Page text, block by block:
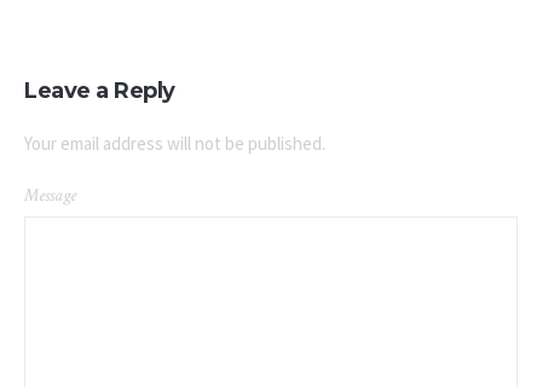
Leave a Reply
Your email address will not be published.
Message